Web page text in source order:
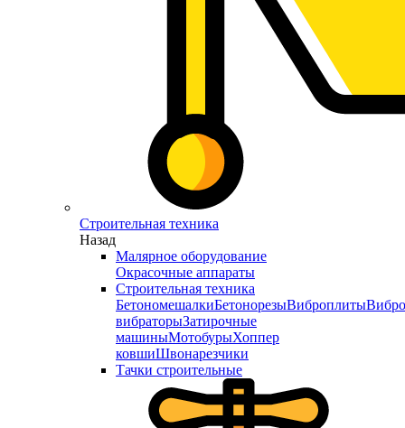
Строительная техника
Назад
Малярное оборудование
Окрасочные аппараты
Строительная техника
БетономешалкиБетонорезыВиброплиты
вибраторыЗатирочные
машиныМотобурыХоппер
ковшиШвонарезчики
Тачки строительные